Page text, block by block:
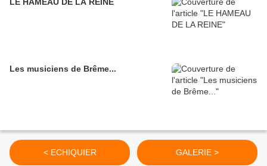
Les musiciens de Brême...
< ECHIQUIER GALERIE >